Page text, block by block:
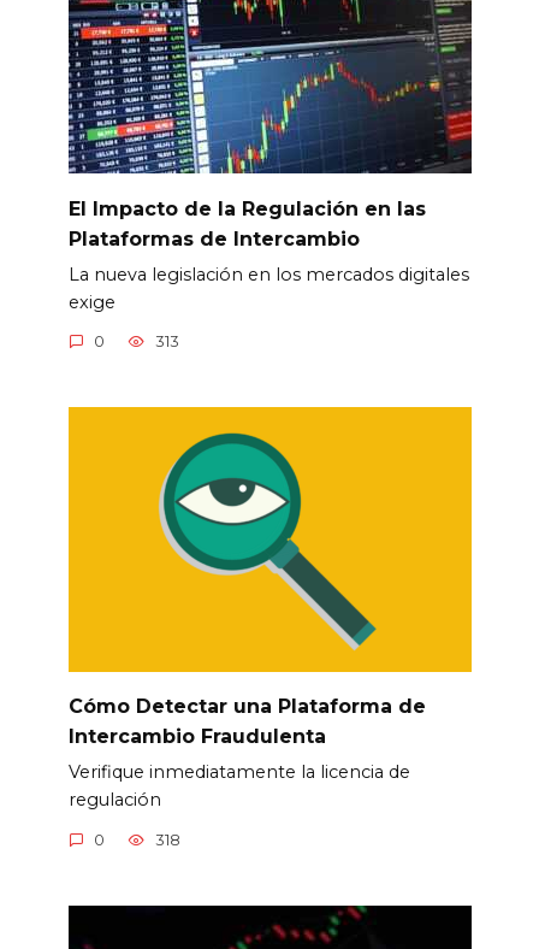
El Impacto de la Regulación en las
Plataformas de Intercambio
La nueva legislación en los mercados digitales
exige
0 313
Cómo Detectar una Plataforma de
Intercambio Fraudulenta
Verifique inmediatamente la licencia de
regulación
0 318